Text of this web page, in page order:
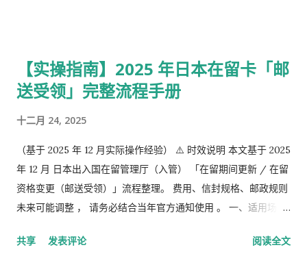
【实操指南】2025 年日本在留卡「邮
送受领」完整流程手册
十二月 24, 2025
（基于 2025 年 12 月实际操作经验） ⚠️ 时效说明 本文基于 2025
年 12 月 日本出入国在留管理厅（入管） 「在留期间更新 / 在留
资格变更（邮送受领）」流程整理。 费用、信封规格、邮政规则
未来可能调整 ， 请务必结合当年官方通知使用 。 一、适用场景
完了，请邮寄材料 」的邮件 选择 邮送方式领取新在留卡 需要自
共享 发表评论 阅读全文